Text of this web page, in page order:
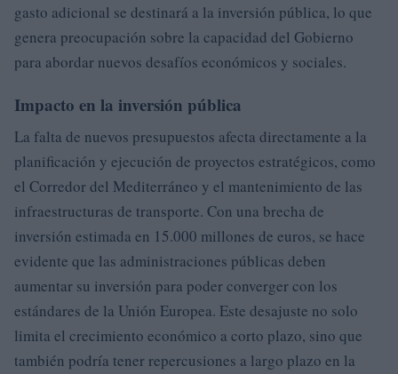
gasto adicional se destinará a la inversión pública, lo que
genera preocupación sobre la capacidad del Gobierno
para abordar nuevos desafíos económicos y sociales.
Impacto en la inversión pública
La falta de nuevos presupuestos afecta directamente a la
planificación y ejecución de proyectos estratégicos, como
el Corredor del Mediterráneo y el mantenimiento de las
infraestructuras de transporte. Con una brecha de
inversión estimada en 15.000 millones de euros, se hace
evidente que las administraciones públicas deben
aumentar su inversión para poder converger con los
estándares de la Unión Europea. Este desajuste no solo
limita el crecimiento económico a corto plazo, sino que
también podría tener repercusiones a largo plazo en la